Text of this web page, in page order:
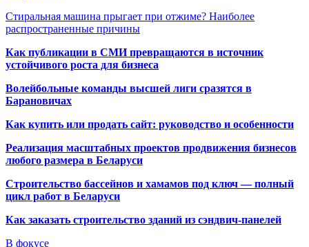
Стиральная машина прыгает при отжиме? Наиболее
распространенные причины
Как публикации в СМИ превращаются в источник
устойчивого роста для бизнеса
Волейбольные команды высшей лиги сразятся в
Барановичах
Как купить или продать сайт: руководство и особенности
Реализация масштабных проектов продвижения бизнесов
любого размера в Беларуси
Строительство бассейнов и хамамов под ключ — полный
цикл работ в Беларуси
Как заказать строительство зданий из сэндвич-панелей
В фокусе